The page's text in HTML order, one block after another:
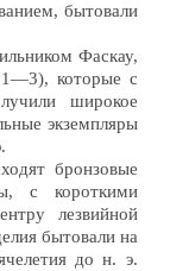
бытовали
Фаскау,
1—3), которые с
широкое
экземпляры
бронзовые
с короткими
лезвийной
бытовали на
до н. э.